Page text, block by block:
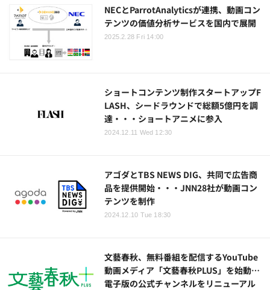
NECとParrotAnalyticsが連携、動画コン
テンツの価値分析サービスを国内で展開
2025.2.28 Fri 14:00
ショートコンテンツ制作スタートアップF
LASH、シードラウンドで総額5億円を調
達・・・ショートアニメに参入
2024.12.11 Wed 12:30
アゴダとTBS NEWS DIG、共同で広告商
品を提供開始・・・JNN28社が動画コン
テンツを制作
2024.12.10 Tue 18:30
文藝春秋、無料番組を配信するYouTube
動画メディア「文藝春秋PLUS」を始動…
電子版の公式チャンネルをリニューアル